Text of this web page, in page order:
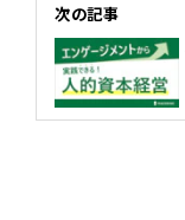
次の記事